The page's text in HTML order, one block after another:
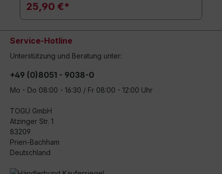
25,90 €*
Service-Hotline
Unterstützung und Beratung unter:
+49 (0)8051 - 9038-0
Mo - Do 08:00 - 16:30 / Fr 08:00 - 12:00 Uhr
TOGU GmbH
Atzinger Str. 1
83209
Prien-Bachham
Deutschland